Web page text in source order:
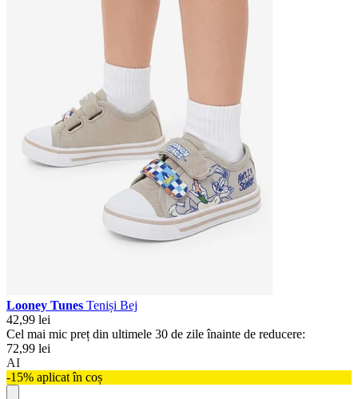
Looney Tunes Teniși Bej
42,99 lei
Cel mai mic preț din ultimele 30 de zile înainte de reducere:
72,99 lei
AI
-15% aplicat în coș